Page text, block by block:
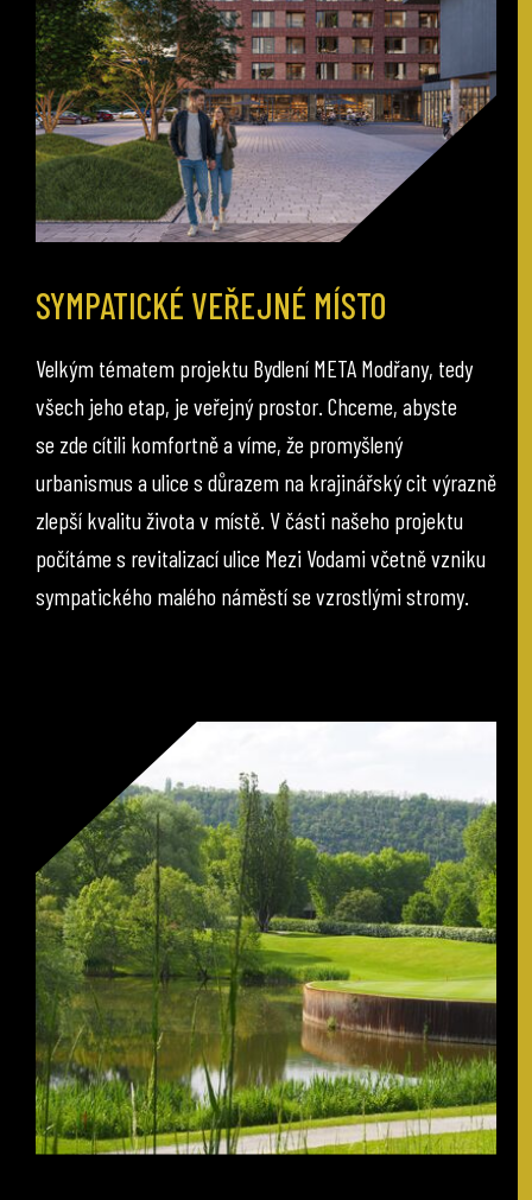
SYMPATICKÉ VEŘEJNÉ MÍSTO
Velkým tématem projektu Bydlení META Modřany, tedy
všech jeho etap, je veřejný prostor. Chceme, abyste
se zde cítili komfortně a víme, že promyšlený
urbanismus a ulice s důrazem na krajinářský cit výrazně
zlepší kvalitu života v místě. V části našeho projektu
počítáme s revitalizací ulice Mezi Vodami včetně vzniku
sympatického malého náměstí se vzrostlými stromy.